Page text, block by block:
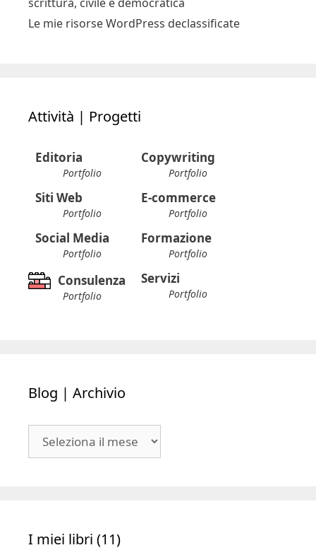
Le mie risorse WordPress declassificate
Attività | Progetti
Editoria
Portfolio
Copywriting
Portfolio
Siti Web
Portfolio
E-commerce
Portfolio
Social Media
Portfolio
Formazione
Portfolio
Consulenza
Portfolio
Servizi
Portfolio
Blog | Archivio
I miei libri (11)